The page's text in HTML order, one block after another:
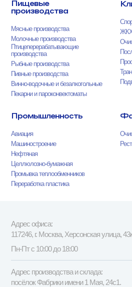
Адрес офиса:
117246, г. Москва, Херсонская улица,
Пн-Пт с 10:00 до 18:00
Адрес производства и склада:
посёлок Фабрики имени 1 Мая, 24с1.
Пищевые
производства
Мясные производства
Молочные производства
Птицеперерабатывающие
производства
Рыбные производства
Пивные производства
Винно-водочные и безалкогольные
Пекарни и пароконвектоматы
Промышленность
Авиация
Машиностроение
Нефтяная
Целлюлозно-бумажная
Промывка теплообменников
Переработка пластика